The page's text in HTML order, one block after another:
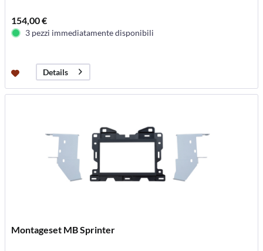
154,00 €
3 pezzi immediatamente disponibili
Details
Montageset MB Sprinter